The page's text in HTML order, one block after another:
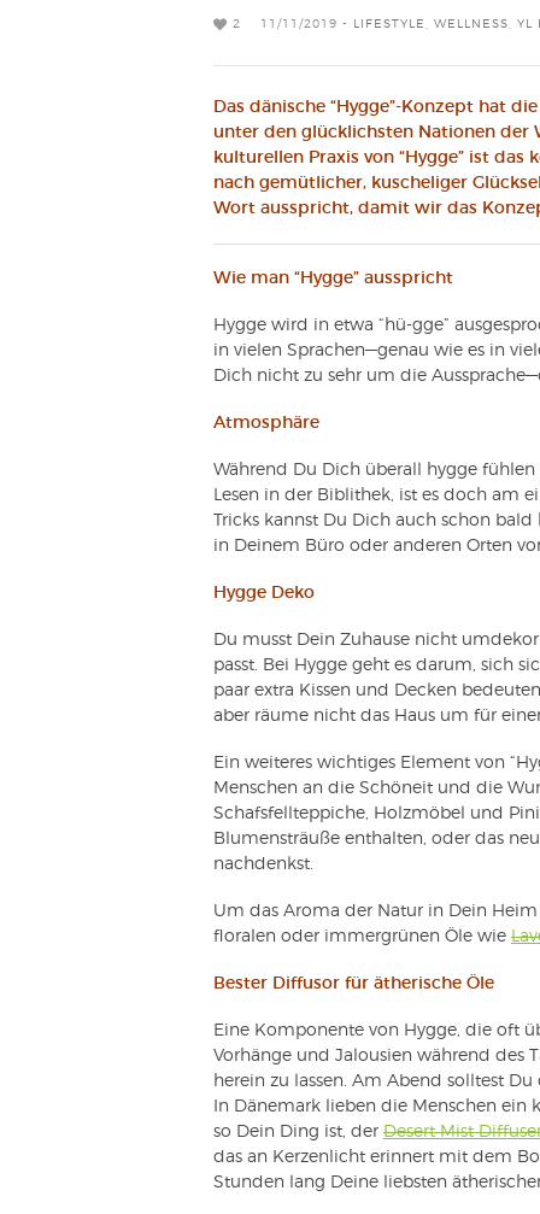
2 11/11/2019 - LIFESTYLE WELLNESS YL
Das dänische “Hygge”-Konzept hat
unter den glücklichsten Nationen
kulturellen Praxis von “Hygge” ist
nach gemütlicher, kuscheliger
Wort ausspricht, damit wir das
Wie man “Hygge” ausspricht
Hygge wird in etwa “hü-gge”
in vielen Sprachen—genau wie es in
Dich nicht zu sehr um die
Atmosphäre
Während Du Dich überall hygge
Lesen in der Biblithek, ist es doch am
Tricks kannst Du Dich auch schon
in Deinem Büro oder anderen Orten
Hygge Deko
Du musst Dein Zuhause nicht
passt. Bei Hygge geht es darum, sich
paar extra Kissen und Decken
aber räume nicht das Haus um für
Ein weiteres wichtiges Element von
Menschen an die Schöneit und die
Schafsfellteppiche, Holzmöbel und
Blumensträuße enthalten, oder das
nachdenkst.
Um das Aroma der Natur in Dein
floralen oder immergrünen Öle wie
Bester Diffusor für ätherische Öle
Eine Komponente von Hygge, die oft
Vorhänge und Jalousien während des
herein zu lassen. Am Abend solltest
In Dänemark lieben die Menschen ein
so Dein Ding ist, der Desert Mist
das an Kerzenlicht erinnert mit dem
Stunden lang Deine liebsten